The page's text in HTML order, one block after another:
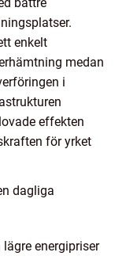
enkelt
medan
i
effekten
för yrket
dagliga
energipriser